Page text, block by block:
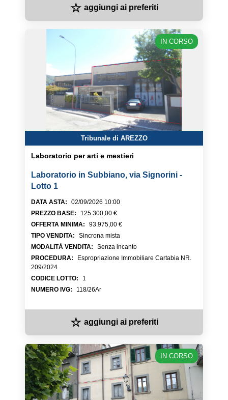
☆ aggiungi ai preferiti
IN CORSO
Tribunale di AREZZO
Laboratorio per arti e mestieri
Laboratorio in Subbiano, via Signorini -
Lotto 1
DATA ASTA:
02/09/2026 10:00
PREZZO BASE:
125.300,00 €
OFFERTA MINIMA:
93.975,00 €
TIPO VENDITA:
Sincrona mista
MODALITÀ VENDITA:
Senza incanto
PROCEDURA:
Espropriazione Immobiliare Cartabia NR.
209/2024
CODICE LOTTO:
1
NUMERO IVG: 118/26Ar
☆ aggiungi ai preferiti
IN CORSO